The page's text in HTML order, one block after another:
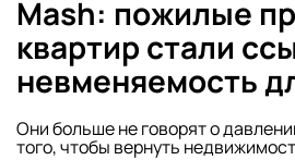
Mash: пожилые
квартир стали
невменяемость
Они больше не говорят о
того, чтобы вернуть